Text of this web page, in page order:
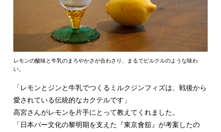
レモンの酸味と牛乳のまろやかさが合わさり、まるでピルクルのような味わ
い。
「レモンとジンと牛乳でつくるミルクジンフィズは、戦後から
愛されている伝統的なカクテルです」
高宮さんがレモンを片手にとって教えてくれました。
「日本バー文化の黎明期を支えた『東京會舘』が考案したの